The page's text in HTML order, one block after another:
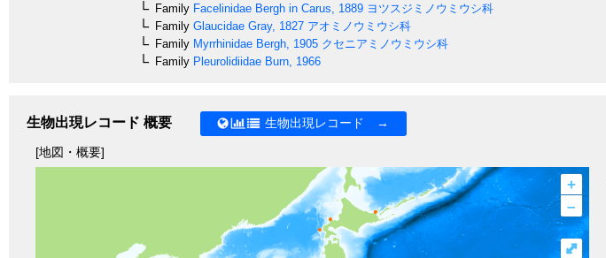
Family Facelinidae Bergh in Carus, 1889 ヨツスジミノウミウシ科
Family Glaucidae Gray, 1827 アオミノウミウシ科
Family Myrrhinidae Bergh, 1905 クセニアミノウミウシ科
Family Pleurolidiidae Burn, 1966
生物出現レコード 概要 生物出現レコード →
[地図・概要]
+
–
⤢